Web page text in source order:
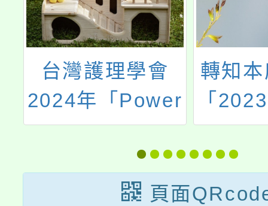
台灣護理學會
2024年「Power
in Nursing護理
的力量」國際護
理創意獎競賽得
轉知
「
藝術
工招
頁面